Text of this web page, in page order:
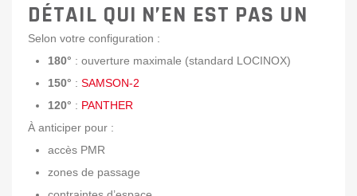
DÉTAIL QUI N’EN EST PAS UN
Selon votre configuration :
180° : ouverture maximale (standard LOCINOX)
150° : SAMSON-2
120° : PANTHER
À anticiper pour :
accès PMR
zones de passage